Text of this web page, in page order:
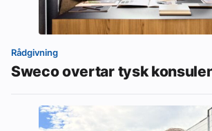
Rådgivning
Sweco overtar tysk